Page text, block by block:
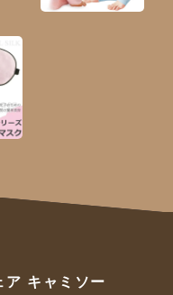
キャミソー